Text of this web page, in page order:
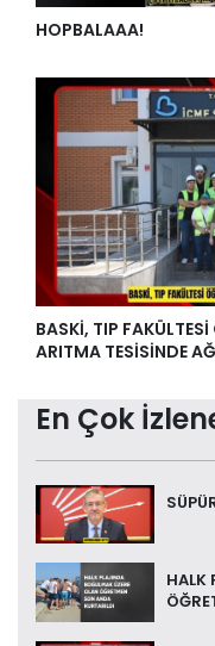
HOPBALAAA!
BASKİ, TIP
ARITMA TESİSİNDE
En Çok
HALK